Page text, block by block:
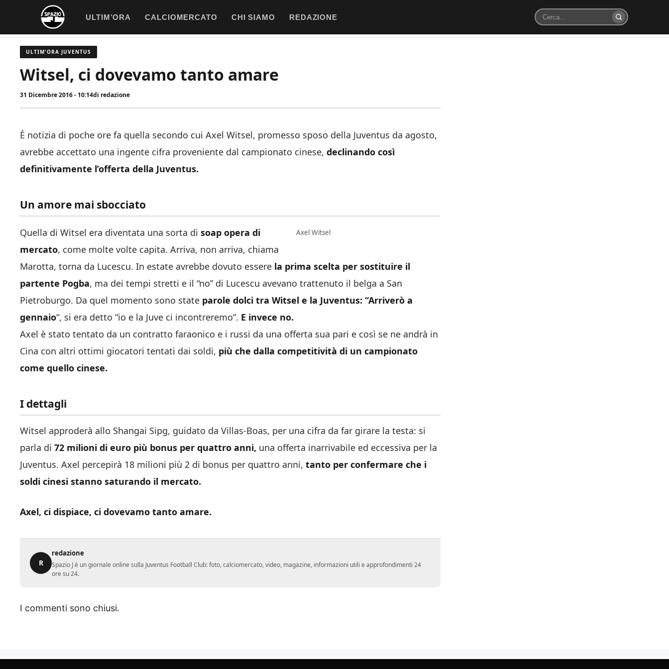
contenuto
ULTIM’ORA CALCIOMERCATO CHI SIAMO REDAZIONE
Cerca
ULTIM'ORA JUVENTUS
Witsel, ci dovevamo tanto amare
31 Dicembre 2016 - 10:14di redazione
È notizia di poche ore fa quella secondo cui Axel Witsel, promesso sposo della Juventus da agosto,
avrebbe accettato una ingente cifra proveniente dal campionato cinese, declinando così
definitivamente l’offerta della Juventus.
Un amore mai sbocciato
Axel Witsel
Quella di Witsel era diventata una sorta di soap opera di
mercato, come molte volte capita. Arriva, non arriva, chiama
Marotta, torna da Lucescu. In estate avrebbe dovuto essere la prima scelta per sostituire il
partente Pogba, ma dei tempi stretti e il “no” di Lucescu avevano trattenuto il belga a San
Pietroburgo. Da quel momento sono state parole dolci tra Witsel e la Juventus: “Arriverò a
gennaio“, si era detto “io e la Juve ci incontreremo”. E invece no.
Axel è stato tentato da un contratto faraonico e i russi da una offerta sua pari e così se ne andrà in
Cina con altri ottimi giocatori tentati dai soldi, più che dalla competitività di un campionato
come quello cinese.
I dettagli
Witsel approderà allo Shangai Sipg, guidato da Villas-Boas, per una cifra da far girare la testa: si
parla di 72 milioni di euro più bonus per quattro anni, una offerta inarrivabile ed eccessiva per la
Juventus. Axel percepirà 18 milioni più 2 di bonus per quattro anni, tanto per confermare che i
soldi cinesi stanno saturando il mercato.
Axel, ci dispiace, ci dovevamo tanto amare.
R
redazione
Spazio J è un giornale online sulla Juventus Football Club: foto, calciomercato, video, magazine, informazioni utili e approfondimenti 24
ore su 24.
I commenti sono chiusi.